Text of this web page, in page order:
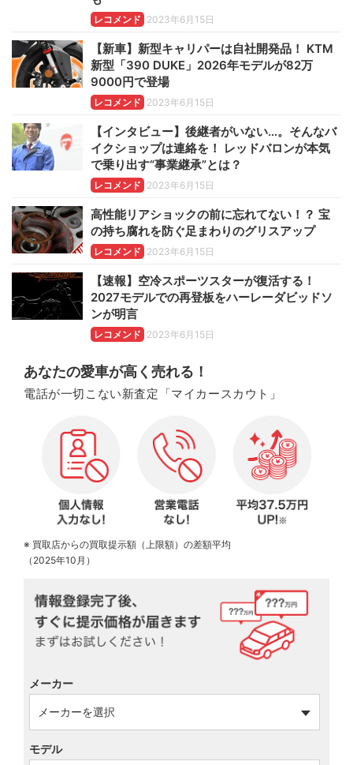
レコメンド 2023年6月15日
【新車】新型キャリパーは自社開発品！ KTM
新型「390 DUKE」2026年モデルが82万
9000円で登場
レコメンド 2023年6月15日
【インタビュー】後継者がいない…。そんなバ
イクショップは連絡を！ レッドバロンが本気
で乗り出す“事業継承”とは？
レコメンド 2023年6月15日
高性能リアショックの前に忘れてない！？ 宝
の持ち腐れを防ぐ足まわりのグリスアップ
レコメンド 2023年6月15日
【速報】空冷スポーツスターが復活する！
2027モデルでの再登板をハーレーダビッドソ
ンが明言
レコメンド 2023年6月15日
あなたの愛車が高く売れる！
電話が一切こない新査定「マイカースカウト」
※ 買取店からの買取提示額（上限額）の差額平均
（2025年10月）
メーカー
モデル